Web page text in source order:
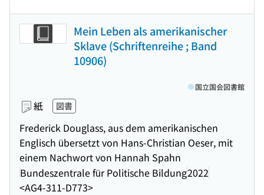
Mein Leben als amerikanischer
Sklave (Schriftenreihe ; Band
10906)
紙 図書
Frederick Douglass, aus dem amerikanischen
Englisch übersetzt von Hans-Christian Oeser, mit
einem Nachwort von Hannah Spahn
Bundeszentrale für Politische Bildung2022
<AG4-311-D773>
国立国会図書館